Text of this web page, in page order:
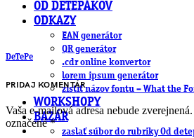
OD DETEPÁKOV
ODKAZY
EAN generátor
QR generátor
.cdr online konvertor
lorem ipsum generátor
zistiť názov fontu – What the
WORKSHOPY
BAZÁR
zaslať súbor do rubriky Od
DeTePe
PRIDAJ KOMENTÁR
Vaša e-mailová adresa nebude zverejnená.
označené*